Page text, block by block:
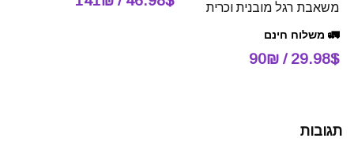
משאבת רגל מובנית וכרית
🚛 משלוח חינם
29.98$ / 90₪
תגובות